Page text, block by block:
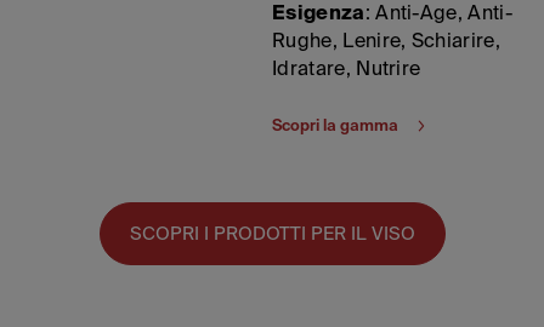
Esigenza: Anti-Age, Anti-
Rughe, Lenire, Schiarire,
Idratare, Nutrire
Scopri la gamma
SCOPRI I PRODOTTI PER IL VISO